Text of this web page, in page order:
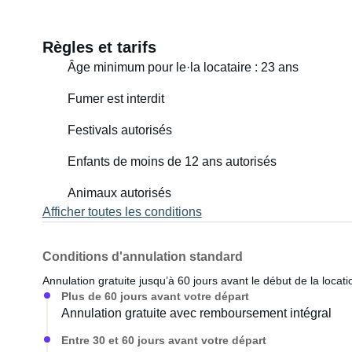
Règles et tarifs
Âge minimum pour le·la locataire : 23 ans
Fumer est interdit
Festivals autorisés
Enfants de moins de 12 ans autorisés
Animaux autorisés
Afficher toutes les conditions
Conditions d'annulation standard
Annulation gratuite jusqu’à 60 jours avant le début de la
Plus de 60 jours avant votre départ
Annulation gratuite avec remboursement intégral
Entre 30 et 60 jours avant votre départ